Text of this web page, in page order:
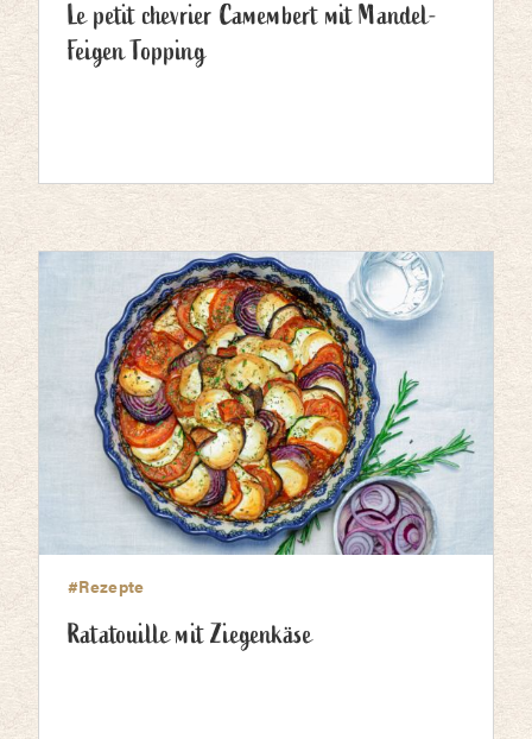
Le petit chevrier Camembert mit Mandel-
Feigen Topping
#Rezepte
Ratatouille mit Ziegenkäse